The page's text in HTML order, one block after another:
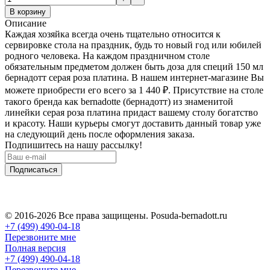
В корзину
Описание
Каждая хозяйка всегда очень тщательно относится к
сервировке стола на праздник, будь то новый год или юбилей
родного человека. На каждом праздничном столе
обязательным предметом должен быть доза для специй 150 мл
бернадотт серая роза платина. В нашем интернет-магазине Вы
можете приобрести его всего за 1 440 ₽. Присутствие на столе
такого бренда как bernadotte (бернадотт) из знаменитой
линейки серая роза платина придаст вашему столу богатство
и красоту. Наши курьеры смогут доставить данный товар уже
на следующий день после оформления заказа.
Подпишитесь на нашу рассылку!
Подписаться
© 2016-2026 Все права защищены. Posuda-bernadott.ru
+7 (499) 490-04-18
Перезвоните мне
Полная версия
+7 (499) 490-04-18